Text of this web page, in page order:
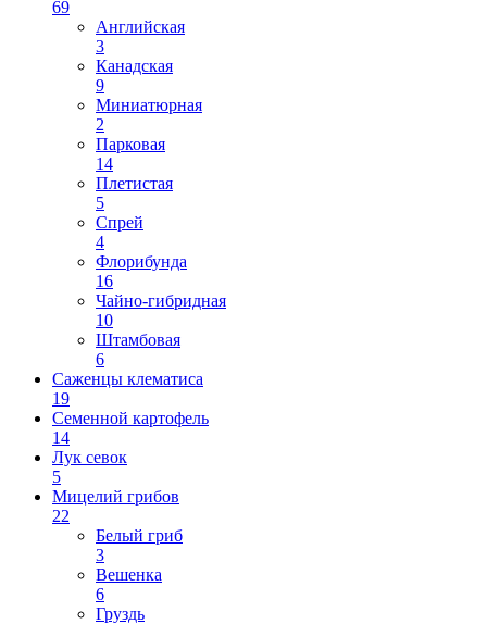
69
Английская
3
Канадская
9
Миниатюрная
2
Парковая
14
Плетистая
5
Спрей
4
Флорибунда
16
Чайно-гибридная
10
Штамбовая
6
Саженцы клематиса
19
Семенной картофель
14
Лук севок
5
Мицелий грибов
22
Белый гриб
3
Вешенка
6
Груздь